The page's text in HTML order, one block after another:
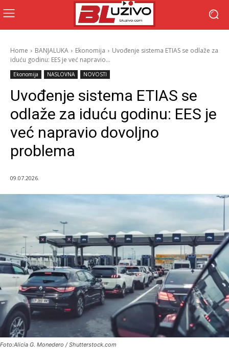
Home BANJALUKA Ekonomija
Uvođenje sistema ETIAS se odlaže za
iduću godinu: EES je već napravio...
Ekonomija NASLOVNA NOVOSTI
Uvođenje sistema ETIAS se
odlaže za iduću godinu: EES je
već napravio dovoljno
problema
09.07.2026.
Foto:Alicia G. Monedero / Shutterstock.com